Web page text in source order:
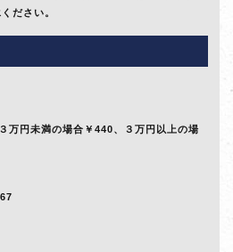
ださい。
万円未満の場合￥440、３万円以上の場